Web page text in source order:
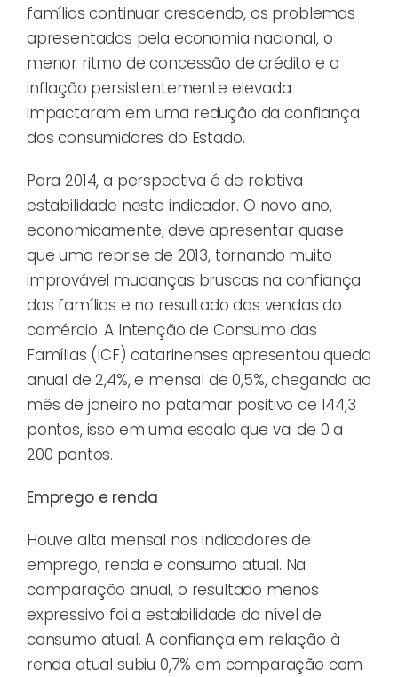
famílias continuar crescendo, os problemas
apresentados pela economia nacional, o
menor ritmo de concessão de crédito e a
inflação persistentemente elevada
impactaram em uma redução da confiança
dos consumidores do Estado.
Para 2014, a perspectiva é de relativa
estabilidade neste indicador. O novo ano,
economicamente, deve apresentar quase
que uma reprise de 2013, tornando muito
improvável mudanças bruscas na confiança
das famílias e no resultado das vendas do
comércio. A Intenção de Consumo das
Famílias (ICF) catarinenses apresentou queda
anual de 2,4%, e mensal de 0,5%, chegando ao
mês de janeiro no patamar positivo de 144,3
pontos, isso em uma escala que vai de 0 a
200 pontos.
Emprego e renda
Houve alta mensal nos indicadores de
emprego, renda e consumo atual. Na
comparação anual, o resultado menos
expressivo foi a estabilidade do nível de
consumo atual. A confiança em relação à
renda atual subiu 0,7% em comparação com